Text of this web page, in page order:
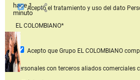
hace 1
minuto
share
Aceptoel tratamiento y uso del dato
EL COLOMBIANO*
Acepto que Grupo EL COLOMBIANO
personales con terceros aliados comerciales